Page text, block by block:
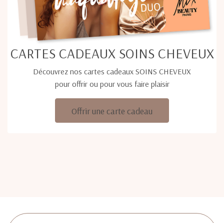
CARTES CADEAUX SOINS CHEVEUX
Découvrez nos cartes cadeaux SOINS CHEVEUX
pour offrir ou pour vous faire plaisir
Offrir une carte cadeau